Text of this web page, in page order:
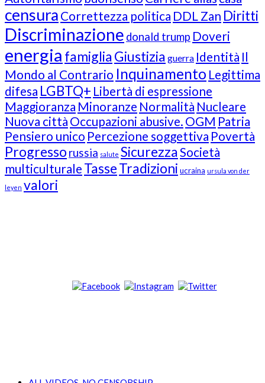
censura Correttezza politica DDL Zan Diritti
Discriminazione donald trump Doveri
energia famigliaGiustizia guerra Identità Il
Mondo al Contrario Inquinamento Legittima
difesa LGBTQ+ Libertà di espressione
Maggioranza Minoranze Normalità Nucleare
Nuova città Occupazioni abusive. OGM Patria
Pensiero unico Percezione soggettiva Povertà
Progresso russia salute SicurezzaSocietà
multiculturale TasseTradizioni ucraina ursula von der
leyen valori